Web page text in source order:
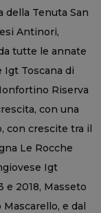
della Tenuta San
Antinori,
tutte le annate
Igt Toscana di
Riserva
con una
con crescite tra il
Le Rocche
Igt
e 2018, Masseto
e dal